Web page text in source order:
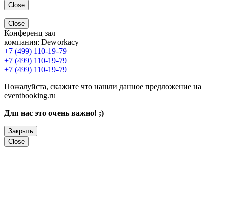
Close
Close
Конференц зал
компания: Deworkacy
+7 (499) 110-19-79
+7 (499) 110-19-79
+7 (499) 110-19-79
Пожалуйста, скажите что нашли данное предложение на
eventbooking.ru
Для нас это очень важно! ;)
Закрыть
Close